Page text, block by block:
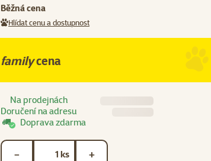
Běžná cena
Hlídat cenu a dostupnost
familycena
Na prodejnách
Doručení na adresu
Doprava zdarma
ks
− +